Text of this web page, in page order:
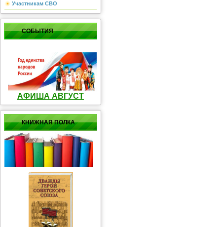
Участникам СВО
СОБЫТИЯ
АФИША АВГУСТ
КНИЖНАЯ ПОЛКА